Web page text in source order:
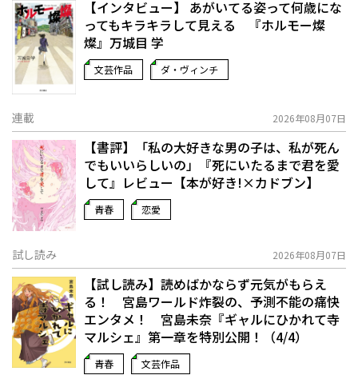
【インタビュー】 あがいてる姿って何歳にな
ってもキラキラして見える 『ホルモー燦
燦』万城目 学
文芸作品 ダ・ヴィンチ
連載 2026年08月07日
【書評】「私の大好きな男の子は、私が死ん
でもいいらしいの」――『死にいたるまで君を愛
して』レビュー【本が好き!×カドブン】
青春 恋愛
試し読み 2026年08月07日
【試し読み】読めばかならず元気がもらえ
る！ 宮島ワールド炸裂の、予測不能の痛快
エンタメ！ 宮島未奈『ギャルにひかれて寺
マルシェ』第一章を特別公開！（4/4）
青春 文芸作品